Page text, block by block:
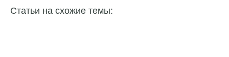
Статьи на схожие темы: